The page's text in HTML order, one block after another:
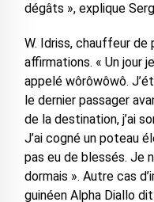
dégâts », explique
W. Idriss, chauffeur
affirmations. « Un jour
appelé wôrôwôwô.
le dernier passager
de la destination, j’ai
J’ai cogné un poteau
pas eu de blessés. Je
dormais ». Autre cas
guinéen Alpha Diallo